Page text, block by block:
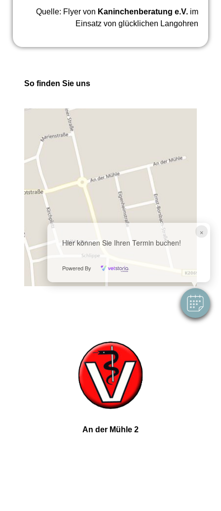
Quelle: Flyer von Kaninchenberatung e.V. im
Einsatz von glücklichen Langohren
So finden Sie uns
An der Mühle 2
×
Hier können Sie Ihren Termin buchen!
Powered By